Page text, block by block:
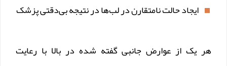
ایجاد حالت نامتقارن در لب‌ها در نتیجه بی‌دقتی پزشک
هر یک از عوارض جانبی گفته شده در بالا با رعایت